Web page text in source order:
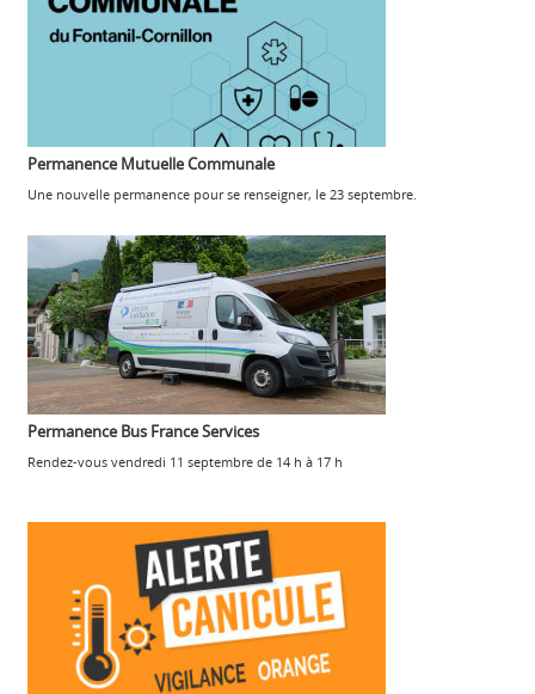
Permanence Mutuelle Communale
Une nouvelle permanence pour se renseigner, le 23 septembre.
Permanence Bus France Services
Rendez-vous vendredi 11 septembre de 14 h à 17 h